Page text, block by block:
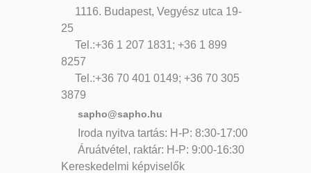
1116. Budapest, Vegyész utca 19-
25
Tel.:+36 1 207 1831; +36 1 899
8257
Tel.:+36 70 401 0149; +36 70 305
3879
sapho@sapho.hu
Iroda nyitva tartás: H-P: 8:30-17:00
Áruátvétel, raktár: H-P: 9:00-16:30
Kereskedelmi képviselők